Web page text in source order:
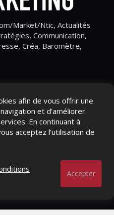
afin de vous offrir une
et d’améliorer
En continuant à
acceptez l’utilisation de
Accepter
Market/Ntic, Actualités
Communication,
Créa, Baromètre,